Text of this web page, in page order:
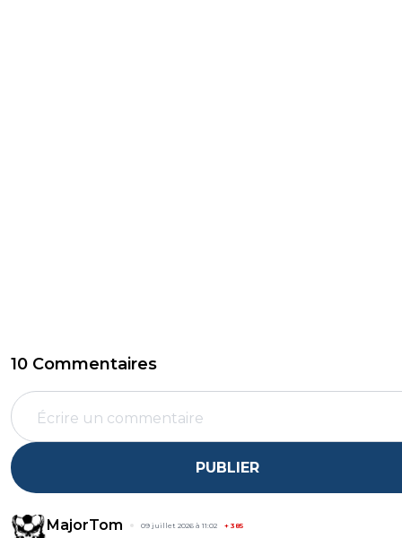
10 Commentaires
PUBLIER
MajorTom 09 juillet 2026 à 11:02 + 385